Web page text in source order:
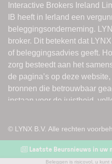
© LYNX B.V. Alle rechten
Laatste Beursnieuws in uw
Beleggen is risicovol, u kunt